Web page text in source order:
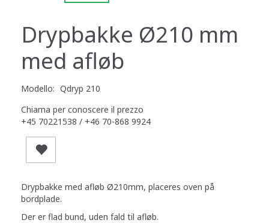
Drypbakke Ø210 mm
med afløb
Modello: Qdryp 210
Chiama per conoscere il prezzo
+45 70221538 / +46 70-868 9924
Drypbakke med afløb Ø210mm, placeres oven på
bordplade.
Der er flad bund, uden fald til afløb.